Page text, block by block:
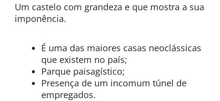
Um castelo com grandeza e que mostra a sua
imponência.
É uma das maiores casas neoclássicas
que existem no país;
Parque paisagístico;
Presença de um incomum túnel de
empregados.